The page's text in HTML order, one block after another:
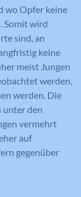
wo Opfer keine
Somit wird
sind, an
keine
meist Jungen
werden,
werden. Die
unter den
vermehrt
auf
gegenüber